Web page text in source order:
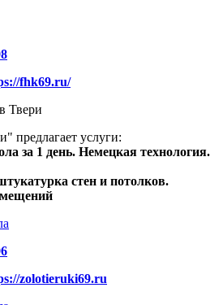
fhk69.ru/
Твери
предлагает услуги:
за 1 день. Немецкая технология.
стен и потолков.
zolotieruki69.ru